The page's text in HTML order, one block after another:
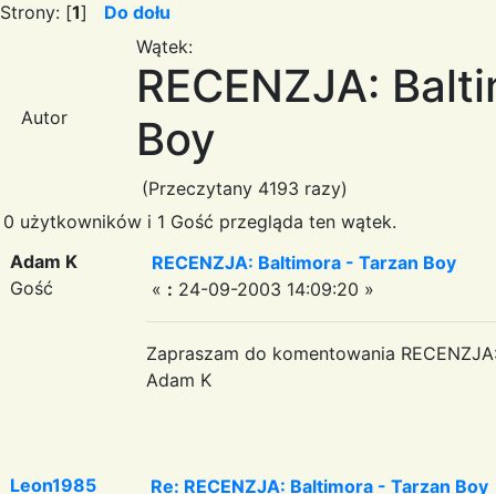
Strony: [1] Do dołu
Autor
Wątek:
RECENZJA:
Boy
(Przeczytany 4193 razy)
0 użytkowników i 1 Gość przegląda ten wątek.
Adam K
Gość
RECENZJA: Baltimora - Tarzan Boy
« : 24-09-2003 14:09:20 »
Zapraszam do komentowania
Adam K
Leon1985
Re: RECENZJA: Baltimora - Tarzan Boy